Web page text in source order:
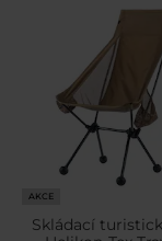
AKCE
Skládací